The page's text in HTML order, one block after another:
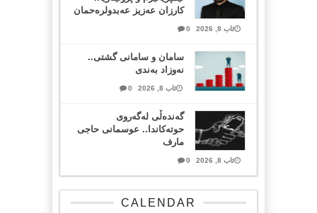
کارزان عەزیز عەبدولرەحمان
ئاب 8, 2026 0
سامان و سامانی گشتی..
نەوزاد بەندی
ئاب 8, 2026 0
گەندەڵی لەگەروی
حوتەکاندا.. عوسمانی حاجی
مارف
ئاب 8, 2026 0
CALENDAR